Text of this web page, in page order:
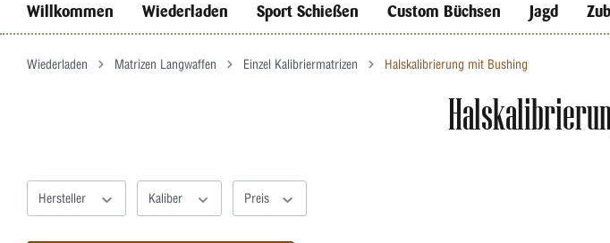
Willkommen Wiederladen Sport Schießen Custom Büchsen Jagd
Wiederladen Matrizen Langwaffen Einzel Kalibriermatrizen Halskalibrierung mit Bushing
Hersteller Kaliber Preis